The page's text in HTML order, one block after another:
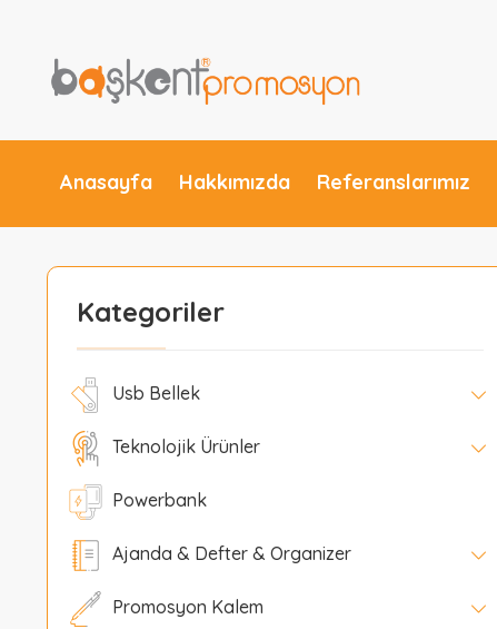
Anasayfa Hakkımızda Referanslarımız
Kategoriler
Usb Bellek
Teknolojik Ürünler
Powerbank
Ajanda & Defter & Organizer
Promosyon Kalem